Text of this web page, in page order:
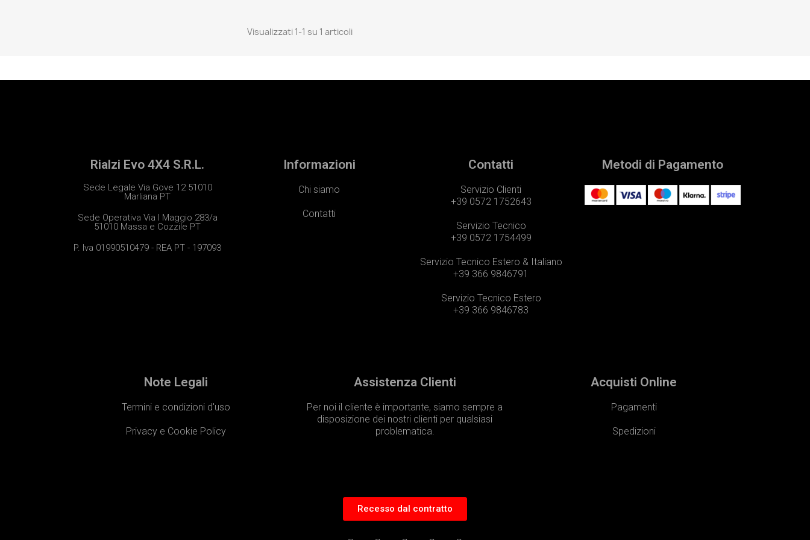
Visualizzati 1-1 su 1 articoli
Rialzi Evo 4X4 S.R.L.
Sede Legale Via Gove 12 51010
Marliana PT
Sede Operativa Via I Maggio 283/a
51010 Massa e Cozzile PT
P. Iva 01990510479 - REA PT - 197093
Informazioni
Chi siamo
Contatti
Contatti
Servizio Clienti
+39 0572 1752643
Servizio Tecnico
+39 0572 1754499
Servizio Tecnico Estero & Italiano
+39 366 9846791
Servizio Tecnico Estero
+39 366 9846783
Metodi di Pagamento
Note Legali
Termini e condizioni d'uso
Privacy e Cookie Policy
Assistenza Clienti
Per noi il cliente è importante, siamo sempre a
disposizione dei nostri clienti per qualsiasi
problematica.
Acquisti Online
Pagamenti
Spedizioni​
Recesso dal contratto